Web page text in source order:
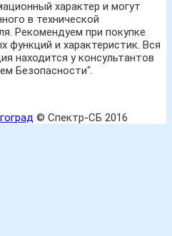
характер и могут
в технической
Рекомендуем при покупке
функций и характеристик. Вся
находится у консультантов
Безопасности".
© Спектр-СБ 2016